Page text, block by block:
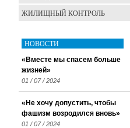
ЖИЛИЩНЫЙ КОНТРОЛЬ
НОВОСТИ
«Вместе мы спасем больше
жизней»
01 / 07 / 2024
«Не хочу допустить, чтобы
фашизм возродился вновь»
01 / 07 / 2024